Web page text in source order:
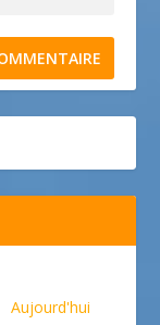
Aujourd'hui